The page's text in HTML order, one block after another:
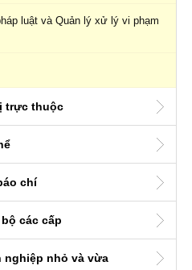
luật và Quản lý xử lý vi phạm
trực thuộc
chí
các cấp
nghiệp nhỏ và vừa